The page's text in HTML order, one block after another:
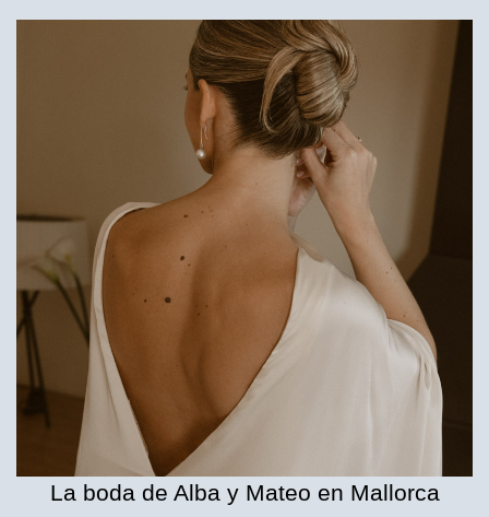
La boda de Alba y Mateo en Mallorca